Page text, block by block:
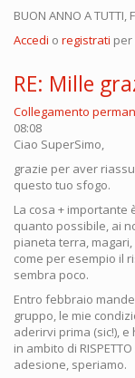
BUON ANNO A TUTTI,
Accedi o registrati per
RE: Mille
Collegamento
08:08
Ciao SuperSimo,
grazie per aver
questo tuo sfogo.
La cosa + importante
quanto possibile, ai
pianeta terra, magari,
come per esempio il
sembra poco.
Entro febbraio
gruppo, le mie
aderirvi prima (sic!),
in ambito di
adesione, speriamo.